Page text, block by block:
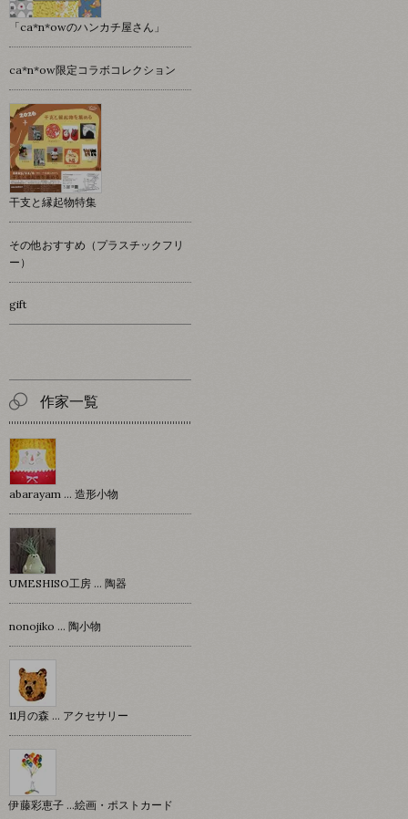
「ca*n*owのハンカチ屋さん」
ca*n*ow限定コラボコレクション
干支と縁起物特集
その他おすすめ（プラスチックフリ
ー）
gift
作家一覧
abarayam … 造形小物
UMESHISO工房 … 陶器
nonojiko ... 陶小物
11月の森 … アクセサリー
伊藤彩恵子 …絵画・ポストカード